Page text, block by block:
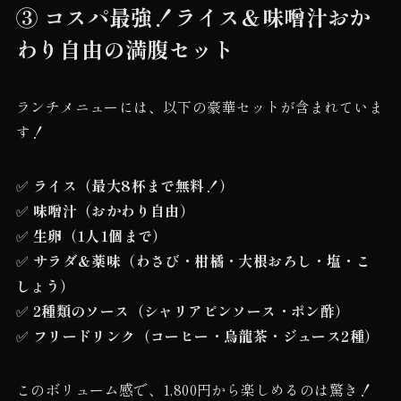
③ コスパ最強！ライス＆味噌汁おか
わり自由の満腹セット
ランチメニューには、以下の豪華セットが含まれていま
す！
✅ ライス（最大8杯まで無料！）
✅ 味噌汁（おかわり自由）
✅ 生卵（1人1個まで）
✅ サラダ＆薬味（わさび・柑橘・大根おろし・塩・こ
しょう）
✅ 2種類のソース（シャリアピンソース・ポン酢）
✅ フリードリンク（コーヒー・烏龍茶・ジュース2種）
このボリューム感で、1,800円から楽しめるのは驚き！